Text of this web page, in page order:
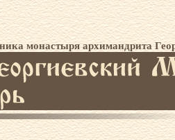
монастыря архимандрита